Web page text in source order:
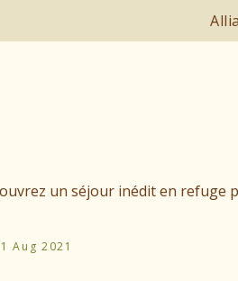
1 Aug 2021